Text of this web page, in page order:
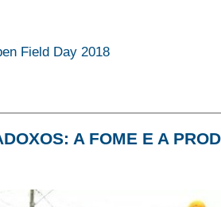
Field Day 2018
A FOME E A